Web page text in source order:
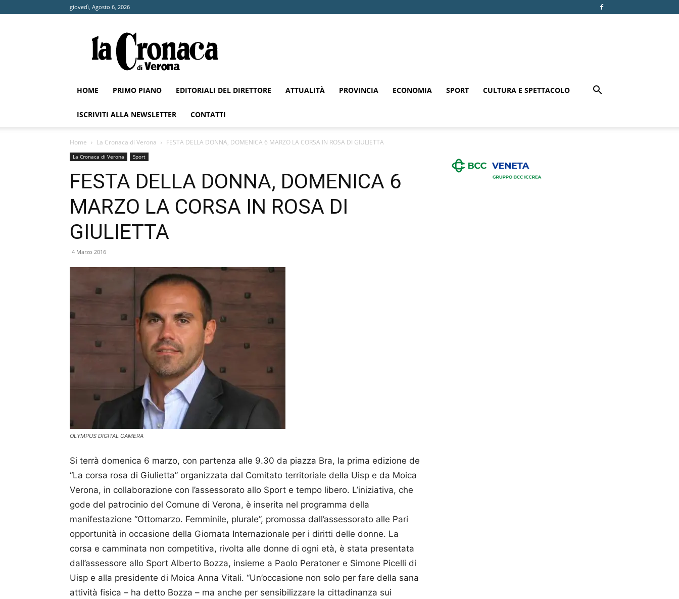
giovedì, Agosto 6, 2026
Cronaca
di
Verona
HOME PRIMO PIANO EDITORIALI DEL DIRETTORE ATTUALITÀ PROVINCIA ECONOMIA SPORT CULTURA E SPETTACOLO
ISCRIVITI ALLA NEWSLETTER CONTATTI
Home La Cronaca di Verona FESTA DELLA DONNA, DOMENICA 6 MARZO LA CORSA IN ROSA DI GIULIETTA
La Cronaca di Verona Sport
FESTA DELLA DONNA, DOMENICA 6
MARZO LA CORSA IN ROSA DI
GIULIETTA
4 Marzo 2016
OLYMPUS DIGITAL CAMERA
Si terrà domenica 6 marzo, con partenza alle 9.30 da piazza Bra, la prima edizione de
“La corsa rosa di Giulietta” organizzata dal Comitato territoriale della Uisp e da Moica
Verona, in collaborazione con l’assessorato allo Sport e tempo libero. L’iniziativa, che
gode del patrocinio del Comune di Vero­na, è inserita nel programma della
manifestazione “Otto­marzo. Femminile, plurale”, promossa dall’assessorato alle Pari
opportunità in occasione della Giornata Internazionale per i diritti delle donne. La
corsa e camminata non competitiva, ri­volta alle donne di ogni età, è stata presentata
dall’assessore allo Sport Alberto Bozza, insieme a Paolo Peratoner e Simone Picelli di
Uisp e alla presidente di Moica Anna Vitali. “Un’occasione non solo per fare della sana
attività fisica – ha detto Bozza – ma anche per sensibilizzare la cittadinanza sui